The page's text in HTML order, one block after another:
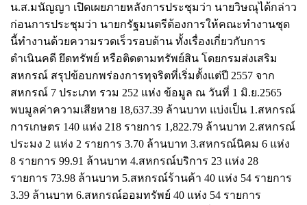
น.ส.มนัญญา เปิดเผยภายหลังการประชุมว่า นายวิษณุได้กล่าว
ก่อนการประชุมว่า นายกรัฐมนตรีต้องการให้คณะทำงานชุด
นี้ทำงานด้วยความรวดเร็วรอบด้าน ทั้งเรื่องเกี่ยวกับการ
ดำเนินคดี ยึดทรัพย์ หรือติดตามทรัพย์สิน โดยกรมส่งเสริม
สหกรณ์ สรุปข้อบกพร่องการทุจริตที่เริ่มตั้งแต่ปี 2557 จาก
สหกรณ์ 7 ประเภท รวม 252 แห่ง ข้อมูล ณ วันที่ 1 มิ.ย.2565
พบมูลค่าความเสียหาย 18,637.39 ล้านบาท แบ่งเป็น 1.สหกรณ์
การเกษตร 140 แห่ง 218 รายการ 1,822.79 ล้านบาท 2.สหกรณ์
ประมง 2 แห่ง 2 รายการ 3.70 ล้านบาท 3.สหกรณ์นิคม 6 แห่ง
8 รายการ 99.91 ล้านบาท 4.สหกรณ์บริการ 23 แห่ง 28
รายการ 73.98 ล้านบาท 5.สหกรณ์ร้านค้า 40 แห่ง 54 รายการ
3.39 ล้านบาท 6.สหกรณ์ออมทรัพย์ 40 แห่ง 54 รายการ